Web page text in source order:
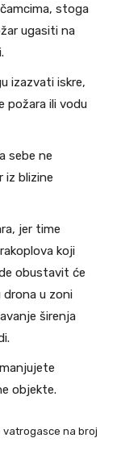
stoga
ugasiti na
izazvati iskre,
požara ili vodu
sebe ne
iz blizine
jer time
koji
obustavit će
drona u zoni
širenja
objekte.
vatrogasce na broj